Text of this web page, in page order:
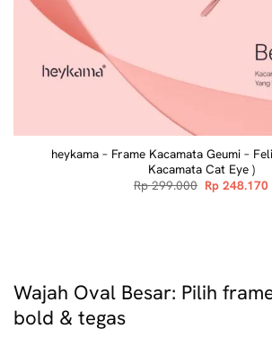
heykama – Frame Kacamata Geumi –
Kacamata Cat Eye )
Rp299.000 Original
price
Rp 248.170
Wajah Oval Besar: Pilih
bold & tegas